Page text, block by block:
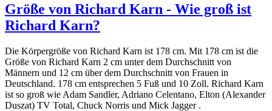
Größe von Richard Karn - Wie groß ist
Richard Karn?
Die Körpergröße von Richard Karn ist 178 cm. Mit 178 cm ist die
Größe von Richard Karn 2 cm unter dem Durchschnitt von
Männern und 12 cm über dem Durchschnitt von Frauen in
Deutschland. 178 cm entsprechen 5 Fuß und 10 Zoll. Richard Karn
ist so groß wie Adam Sandler, Adriano Celentano, Elton (Alexander
Duszat) TV Total, Chuck Norris und Mick Jagger .